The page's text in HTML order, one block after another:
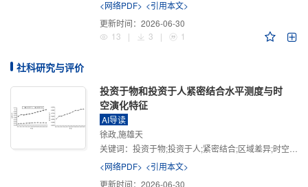
<网络PDF> <引用本文>
更新时间： 2026-06-30
13
| 3 | 1
社科研究与评价
投资于物和投资于人紧密结合水平测度与时
空演化特征
AI导读
徐政,施雄天
关键词： 投资于物;投资于人;紧密结合;区域差异;时空演化
<网络PDF> <引用本文>
更新时间： 2026-06-30